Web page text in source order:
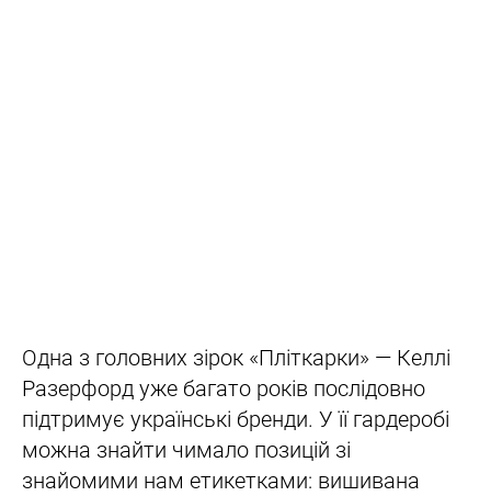
Одна з головних зірок «Пліткарки» — Келлі
Разерфорд уже багато років послідовно
підтримує українські бренди. У її гардеробі
можна знайти чимало позицій зі
знайомими нам етикетками: вишивана